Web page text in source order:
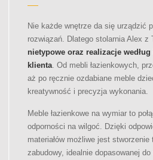
Nie każde wnętrze da się urządzić
rozwiązań. Dlatego stolarnia Alex z
nietypowe oraz realizacje
klienta . Od mebli łazienkowych,
aż po ręcznie ozdabiane meble
kreatywność i precyzja wykonania.
Meble łazienkowe na wymiar to
odporności na wilgoć. Dzięki
materiałów możliwe jest stworzenie
zabudowy, idealnie dopasowanej